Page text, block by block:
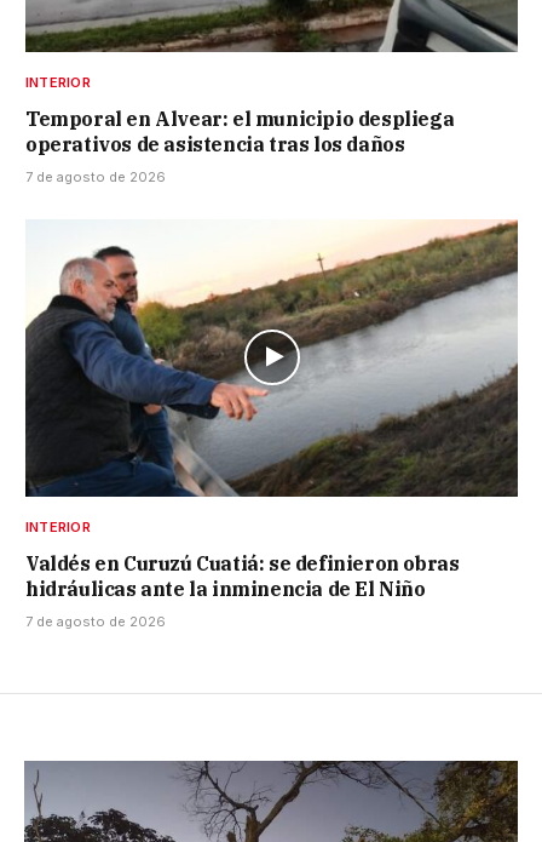
INTERIOR
Temporal en Alvear: el municipio despliega
operativos de asistencia tras los daños
7 de agosto de 2026
INTERIOR
Valdés en Curuzú Cuatiá: se definieron obras
hidráulicas ante la inminencia de El Niño
7 de agosto de 2026